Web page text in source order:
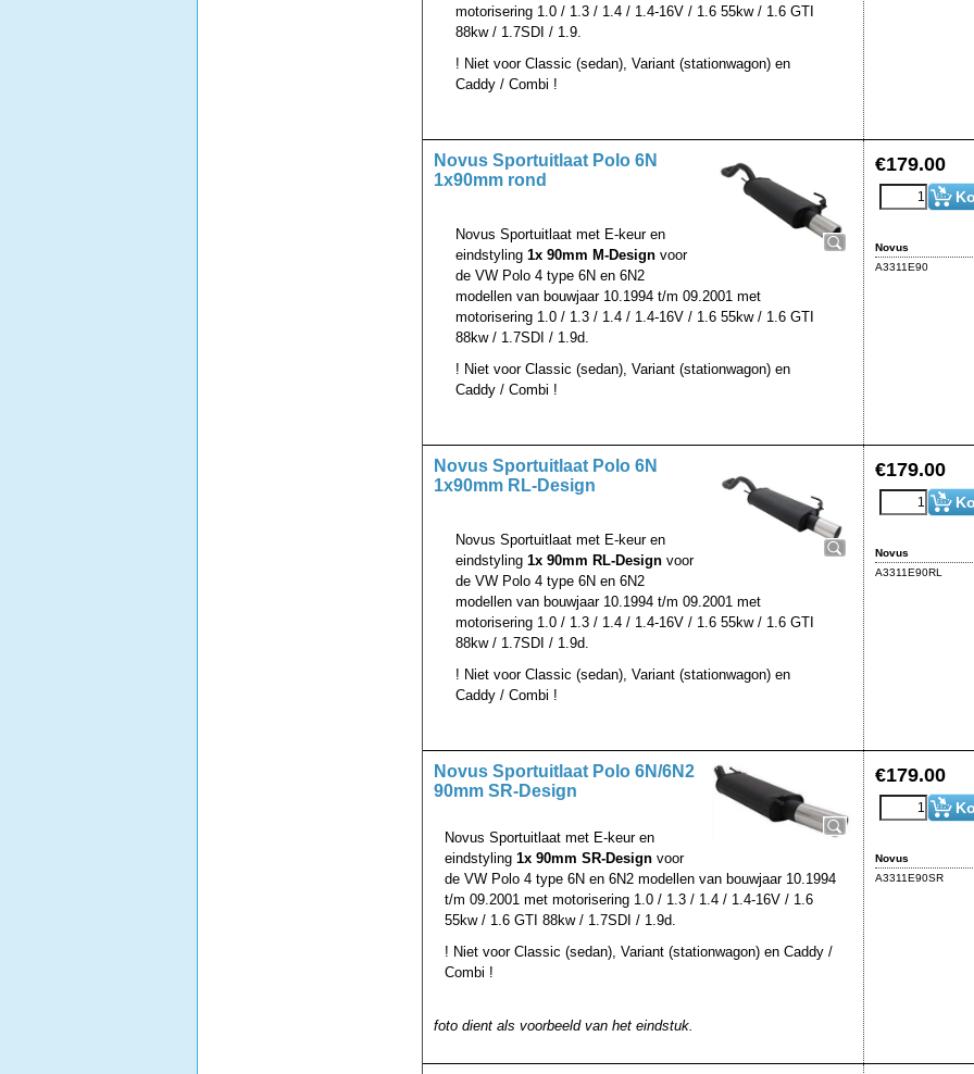
motorisering 1.0 / 1.3 / 1.4 / 1.4-16V / 1.6 55kw / 1.6 GTI
88kw / 1.7SDI / 1.9.
! Niet voor Classic (sedan), Variant (stationwagon) en
Caddy / Combi !
€179.00
Novus
A3311E90
Novus Sportuitlaat Polo 6N
1x90mm rond
Novus Sportuitlaat met E-keur en
eindstyling 1x 90mm M-Design voor
de VW Polo 4 type 6N en 6N2
modellen van bouwjaar 10.1994 t/m 09.2001 met
motorisering 1.0 / 1.3 / 1.4 / 1.4-16V / 1.6 55kw / 1.6 GTI
88kw / 1.7SDI / 1.9d.
! Niet voor Classic (sedan), Variant (stationwagon) en
Caddy / Combi !
€179.00
Novus
A3311E90RL
Novus Sportuitlaat Polo 6N
1x90mm RL-Design
Novus Sportuitlaat met E-keur en
eindstyling 1x 90mm RL-Design voor
de VW Polo 4 type 6N en 6N2
modellen van bouwjaar 10.1994 t/m 09.2001 met
motorisering 1.0 / 1.3 / 1.4 / 1.4-16V / 1.6 55kw / 1.6 GTI
88kw / 1.7SDI / 1.9d.
! Niet voor Classic (sedan), Variant (stationwagon) en
Caddy / Combi !
€179.00
Novus
A3311E90SR
Novus Sportuitlaat Polo 6N/6N2
90mm SR-Design
Novus Sportuitlaat met E-keur en
eindstyling 1x 90mm SR-Design voor
de VW Polo 4 type 6N en 6N2 modellen van bouwjaar 10.1994
t/m 09.2001 met motorisering 1.0 / 1.3 / 1.4 / 1.4-16V / 1.6
55kw / 1.6 GTI 88kw / 1.7SDI / 1.9d.
! Niet voor Classic (sedan), Variant (stationwagon) en Caddy /
Combi !
foto dient als voorbeeld van het eindstuk.